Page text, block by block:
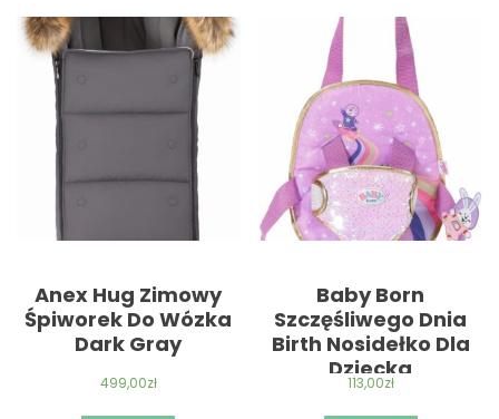
Anex Hug Zimowy
Śpiworek Do Wózka
Dark Gray
499,00zł
Baby Born
Szczęśliwego Dnia
Birth Nosidełko Dla
Dziecka
113,00zł